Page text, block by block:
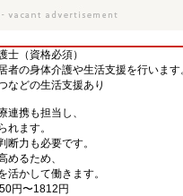
士（資格必須）
者の身体介護や生活支援を行います
などの生活支援あり
連携も担当し、
れます。
断力も必要です。
めるため、
活かして働きます。
円〜1812円